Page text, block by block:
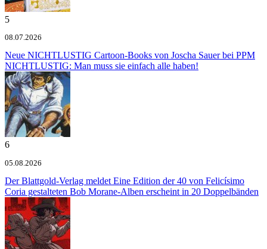
5
08.07.2026
Neue NICHTLUSTIG Cartoon-Books von Joscha Sauer bei PPM
NICHTLUSTIG: Man muss sie einfach alle haben!
6
05.08.2026
Der Blattgold-Verlag meldet Eine Edition der 40 von Felicísimo
Coria gestalteten Bob Morane-Alben erscheint in 20 Doppelbänden